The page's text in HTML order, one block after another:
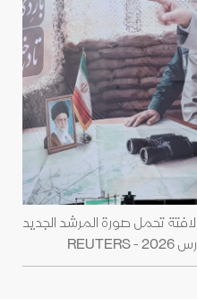
تحمل صورة المرشد الجديد